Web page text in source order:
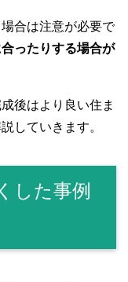
合は注意が必要で
ったりする場合が
後はより良い住ま
していきます。
した事例